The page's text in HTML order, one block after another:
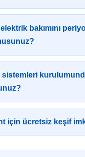
bakımını
sistemleri
için ücretsiz keşif